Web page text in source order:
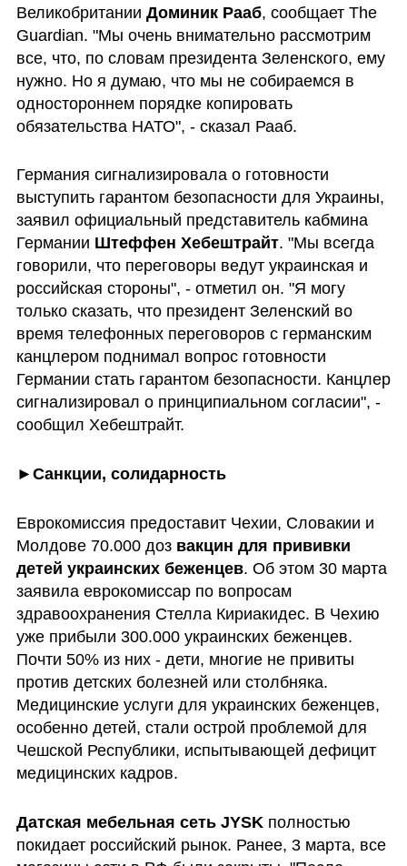
Великобритании Доминик Рааб, сообщает The
Guardian. "Мы очень внимательно рассмотрим
все, что, по словам президента Зеленского, ему
нужно. Но я думаю, что мы не собираемся в
одностороннем порядке копировать
обязательства НАТО", - сказал Рааб.
Германия сигнализировала о готовности
выступить гарантом безопасности для Украины,
заявил официальный представитель кабмина
Германии Штеффен Хебештрайт. "Мы всегда
говорили, что переговоры ведут украинская и
российская стороны", - отметил он. "Я могу
только сказать, что президент Зеленский во
время телефонных переговоров с германским
канцлером поднимал вопрос готовности
Германии стать гарантом безопасности. Канцлер
сигнализировал о принципиальном согласии", -
сообщил Хебештрайт.
► Санкции, солидарность
Еврокомиссия предоставит Чехии, Словакии и
Молдове 70.000 доз вакцин для прививки
детей украинских беженцев. Об этом 30 марта
заявила еврокомиссар по вопросам
здравоохранения Стелла Кириакидес. В Чехию
уже прибыли 300.000 украинских беженцев.
Почти 50% из них - дети, многие не привиты
против детских болезней или столбняка.
Медицинские услуги для украинских беженцев,
особенно детей, стали острой проблемой для
Чешской Республики, испытывающей дефицит
медицинских кадров.
Датская мебельная сеть JYSK полностью
покидает российский рынок. Ранее, 3 марта, все